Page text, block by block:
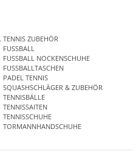
TENNIS ZUBEHÖR
FUSSBALL
FUSSBALL NOCKENSCHUHE
FUSSBALLTASCHEN
PADEL TENNIS
SQUASHSCHLÄGER & ZUBEHÖR
TENNISBÄLLE
TENNISSAITEN
TENNISSCHUHE
TORMANNHANDSCHUHE